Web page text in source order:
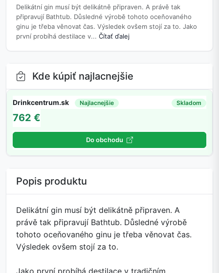
Delikátní gin musí být delikátně připraven. A právě tak
připravují Bathtub. Důsledné výrobě tohoto oceňovaného
ginu je třeba věnovat čas. Výsledek ovšem stojí za to. Jako
první probíhá destilace v... Čítať ďalej
Kde kúpiť najlacnejšie
Drinkcentrum.sk Najlacnejšie Skladom
762 €
Do obchodu
Popis produktu
Delikátní gin musí být delikátně připraven. A
právě tak připravují Bathtub. Důsledné výrobě
tohoto oceňovaného ginu je třeba věnovat čas.
Výsledek ovšem stojí za to.